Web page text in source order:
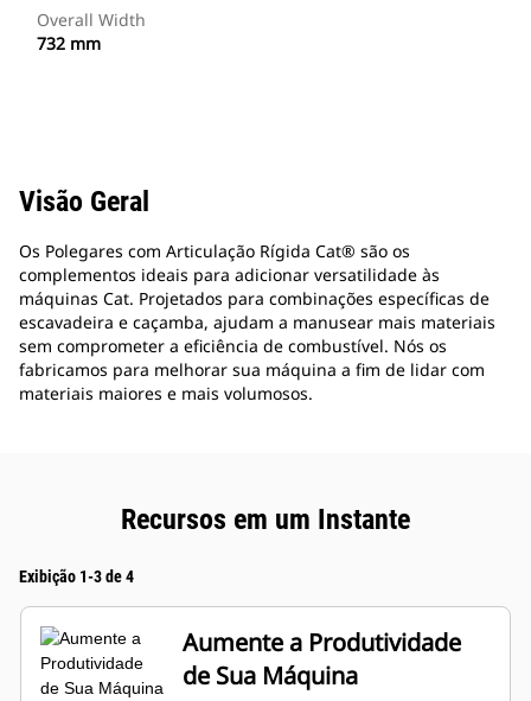
Overall Width
732 mm
Visão Geral
Os Polegares com Articulação Rígida Cat® são os
complementos ideais para adicionar versatilidade às
máquinas Cat. Projetados para combinações específicas de
escavadeira e caçamba, ajudam a manusear mais materiais
sem comprometer a eficiência de combustível. Nós os
fabricamos para melhorar sua máquina a fim de lidar com
materiais maiores e mais volumosos.
Recursos em um Instante
Exibição 1-3 de 4
Aumente a Produtividade
de Sua Máquina